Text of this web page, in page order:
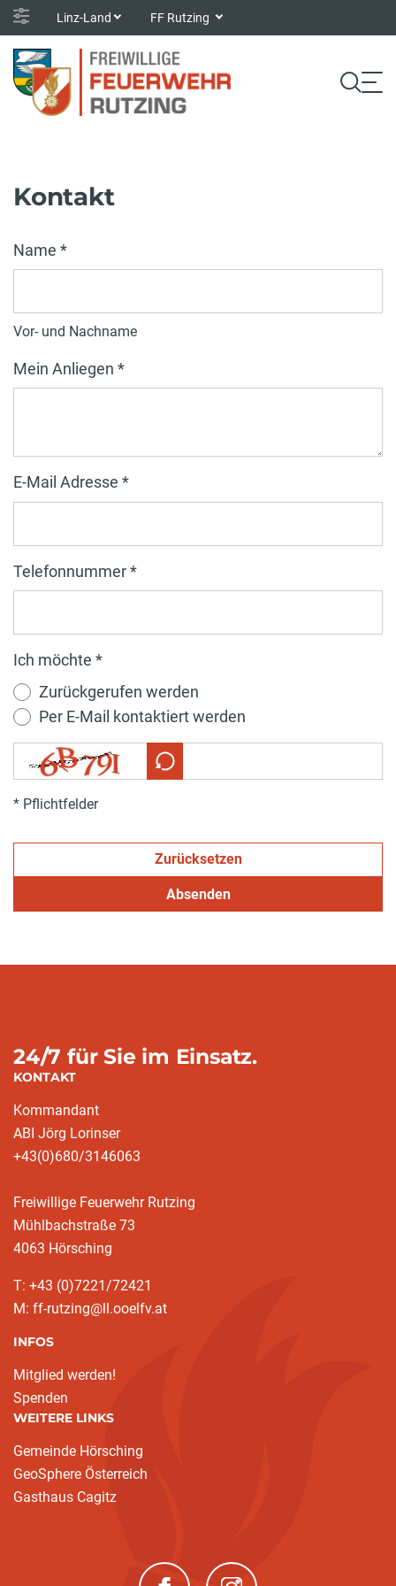
Linz-Land FF Rutzing
Kontakt
Name *
Vor- und Nachname
Mein Anliegen *
E-Mail Adresse *
Telefonnummer *
Ich möchte *
Zurückgerufen werden
Per E-Mail kontaktiert werden
* Pflichtfelder
Zurücksetzen
Absenden
24/7 für Sie im Einsatz.
KONTAKT
Kommandant
ABI Jörg Lorinser
+43(0)680/3146063
Freiwillige Feuerwehr Rutzing
Mühlbachstraße 73
4063 Hörsching
T: +43 (0)7221/72421
M: ff-rutzing@ll.ooelfv.at
INFOS
Mitglied werden!
Spenden
WEITERE LINKS
Gemeinde Hörsching
GeoSphere Österreich
Gasthaus Cagitz